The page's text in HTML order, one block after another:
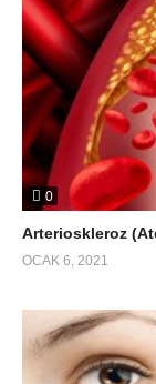
0
Arterioskleroz
OCAK 6, 2021